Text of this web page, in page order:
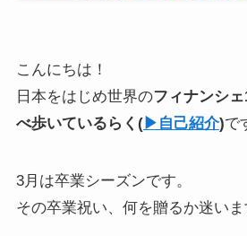
こんにちは！
日本をはじめ世界のフィナンシ
べ歩いている らく (▶︎自己紹介)で
3月は卒業シーズンです。
その卒業祝い、何を贈るか迷いま